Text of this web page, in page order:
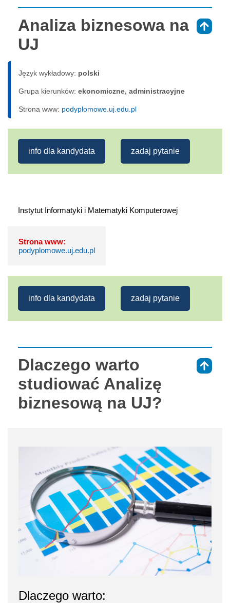
Analiza biznesowa na
UJ
Język wykładowy: polski
Grupa kierunków: ekonomiczne, administracyjne
Strona www: podyplomowe.uj.edu.pl
info dla kandydata zadaj pytanie
Strona www:
podyplomowe.uj.edu.pl
info dla kandydata zadaj pytanie
Dlaczego warto
studiować Analizę
biznesową na UJ?
Dlaczego warto: